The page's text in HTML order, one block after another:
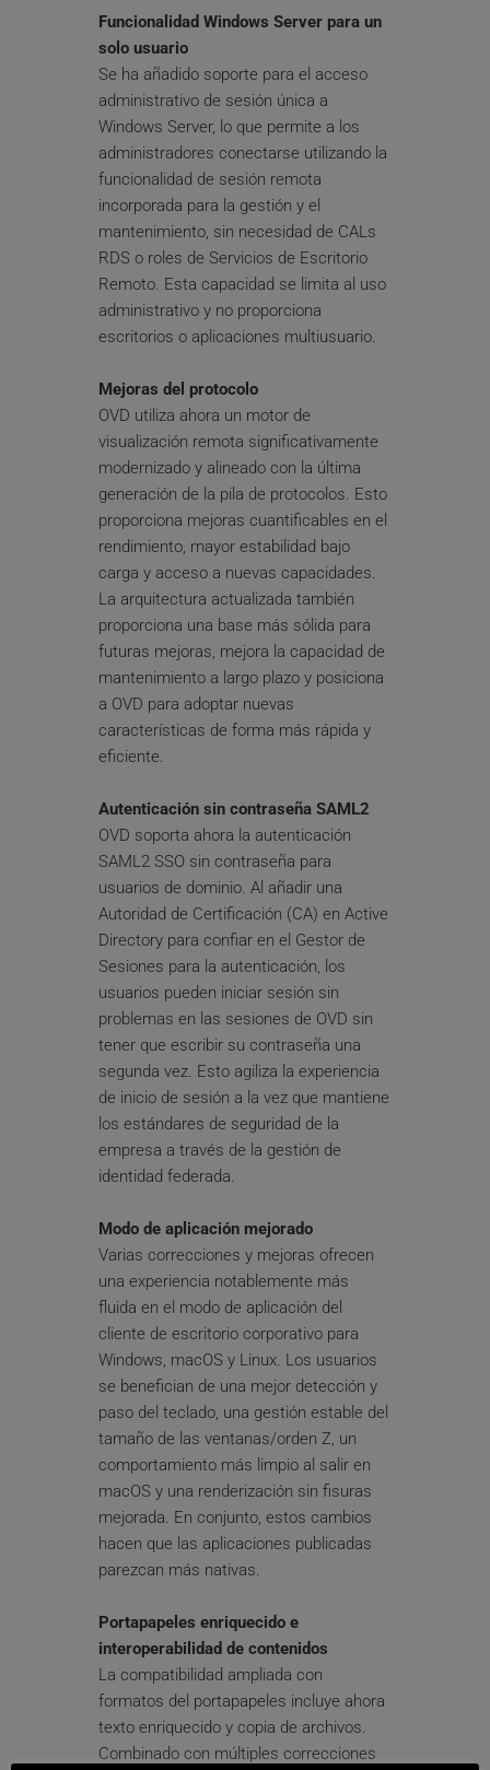
Funcionalidad Windows Server para un
solo usuario
Se ha añadido soporte para el acceso
administrativo de sesión única a
Windows Server, lo que permite a los
administradores conectarse utilizando la
funcionalidad de sesión remota
incorporada para la gestión y el
mantenimiento, sin necesidad de CALs
RDS o roles de Servicios de Escritorio
Remoto. Esta capacidad se limita al uso
administrativo y no proporciona
escritorios o aplicaciones multiusuario.
Mejoras del protocolo
OVD utiliza ahora un motor de
visualización remota significativamente
modernizado y alineado con la última
generación de la pila de protocolos. Esto
proporciona mejoras cuantificables en el
rendimiento, mayor estabilidad bajo
carga y acceso a nuevas capacidades.
La arquitectura actualizada también
proporciona una base más sólida para
futuras mejoras, mejora la capacidad de
mantenimiento a largo plazo y posiciona
a OVD para adoptar nuevas
características de forma más rápida y
eficiente.
Autenticación sin contraseña SAML2
OVD soporta ahora la autenticación
SAML2 SSO sin contraseña para
usuarios de dominio. Al añadir una
Autoridad de Certificación (CA) en Active
Directory para confiar en el Gestor de
Sesiones para la autenticación, los
usuarios pueden iniciar sesión sin
problemas en las sesiones de OVD sin
tener que escribir su contraseña una
segunda vez. Esto agiliza la experiencia
de inicio de sesión a la vez que mantiene
los estándares de seguridad de la
empresa a través de la gestión de
identidad federada.
Modo de aplicación mejorado
Varias correcciones y mejoras ofrecen
una experiencia notablemente más
fluida en el modo de aplicación del
cliente de escritorio corporativo para
Windows, macOS y Linux. Los usuarios
se benefician de una mejor detección y
paso del teclado, una gestión estable del
tamaño de las ventanas/orden Z, un
comportamiento más limpio al salir en
macOS y una renderización sin fisuras
mejorada. En conjunto, estos cambios
hacen que las aplicaciones publicadas
parezcan más nativas.
Portapapeles enriquecido e
interoperabilidad de contenidos
La compatibilidad ampliada con
formatos del portapapeles incluye ahora
texto enriquecido y copia de archivos.
Combinado con múltiples correcciones